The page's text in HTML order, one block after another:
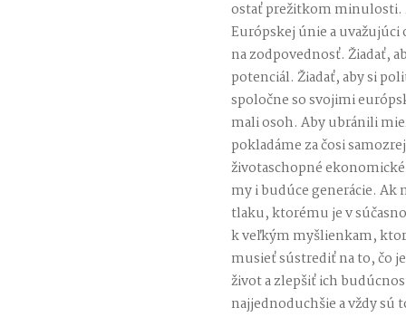
ostať prežitkom minulosti.
Európskej únie a
na zodpovednosť. Žiadať,
potenciál. Žiadať, aby si
spoločne so svojimi
mali osoh. Aby ubránili
pokladáme za čosi
životaschopné
my i budúce generácie.
tlaku, ktorému je v
k veľkým myšlienkam,
musieť sústrediť na to, čo
život a zlepšiť ich
najjednoduchšie a vždy sú